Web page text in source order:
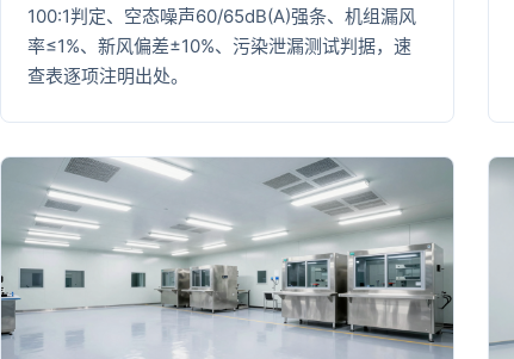
100:1判定、空态噪声60/65dB(A)强条、机组漏风
率≤1%、新风偏差±10%、污染泄漏测试判据，速
查表逐项注明出处。